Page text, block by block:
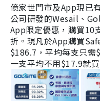
億家世門市及App現已
公司研發的Wesail、
App限定優惠，購買10
折。現凡於App購買
$186.7，平均每支只需
一支平均不用$17.9就